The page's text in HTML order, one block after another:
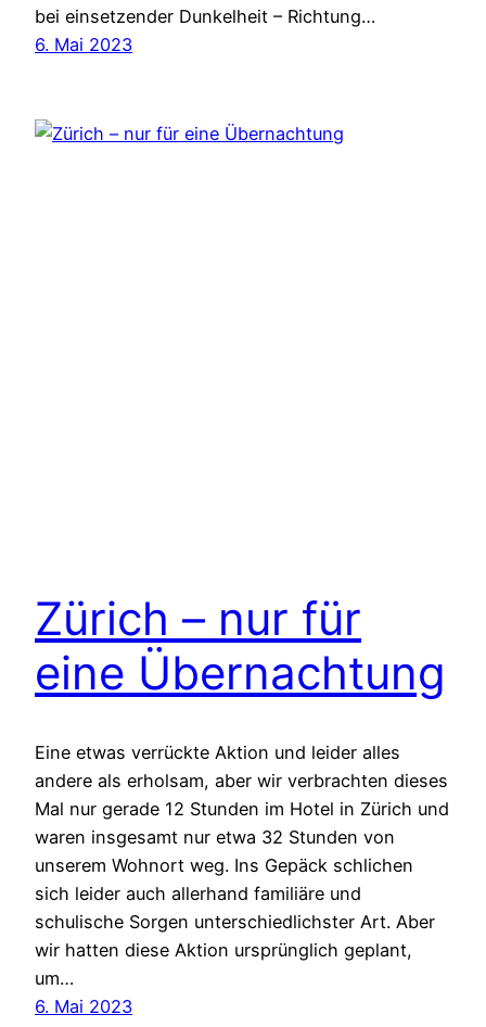
bei einsetzender Dunkelheit – Richtung…
6. Mai 2023
Zürich – nur für
eine Übernachtung
Eine etwas verrückte Aktion und leider alles
andere als erholsam, aber wir verbrachten dieses
Mal nur gerade 12 Stunden im Hotel in Zürich und
waren insgesamt nur etwa 32 Stunden von
unserem Wohnort weg. Ins Gepäck schlichen
sich leider auch allerhand familiäre und
schulische Sorgen unterschiedlichster Art. Aber
wir hatten diese Aktion ursprünglich geplant,
um…
6. Mai 2023